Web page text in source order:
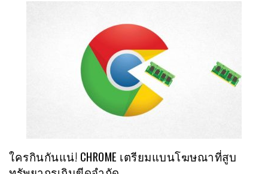
ใครกินกันแน่! CHROME เตรียมแบนโฆษณาที่สูบ